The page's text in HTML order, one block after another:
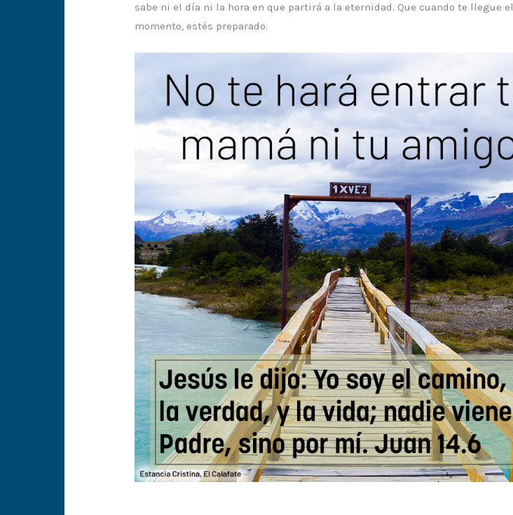
sabe ni el día ni la hora en que partirá a la eternidad. Que cuando te llegue el
momento, estés preparado.